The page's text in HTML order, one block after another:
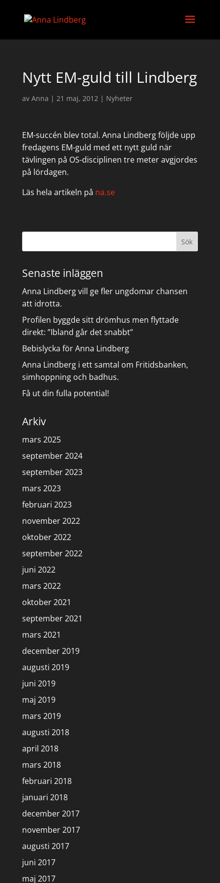
Nytt EM-guld till Lindberg
av Anna | 21 maj, 2012| Nyheter
EM-succén blev total. Anna Lindberg följde upp
fredagens EM-guld med ett nytt guld när
tävlingen på OS-disciplinen tre meter avgjordes
på lördagen.
Läs hela artikeln på na.se
Senaste inläggen
Anna Lindberg vill ge fler ungdomar chansen
att idrotta.
Profilen byggde sitt drömhus men flyttade
direkt: ”Ibland går det snabbt”
Bebislycka för Anna Lindberg
Anna Lindberg i ett samtal om Fritidsbanken,
simhoppning och badhus.
Få ut din fulla potential!
Arkiv
mars 2025
september 2024
september 2023
mars 2023
februari 2023
november 2022
oktober 2022
september 2022
juni 2022
mars 2022
oktober 2021
september 2021
mars 2021
december 2019
augusti 2019
juni 2019
maj 2019
mars 2019
augusti 2018
april 2018
mars 2018
februari 2018
januari 2018
december 2017
november 2017
augusti 2017
juni 2017
maj 2017